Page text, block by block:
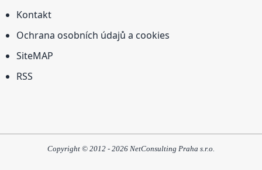
Kontakt
Ochrana osobních údajů a cookies
SiteMAP
RSS
Copyright © 2012 - 2026 NetConsulting Praha s.r.o.